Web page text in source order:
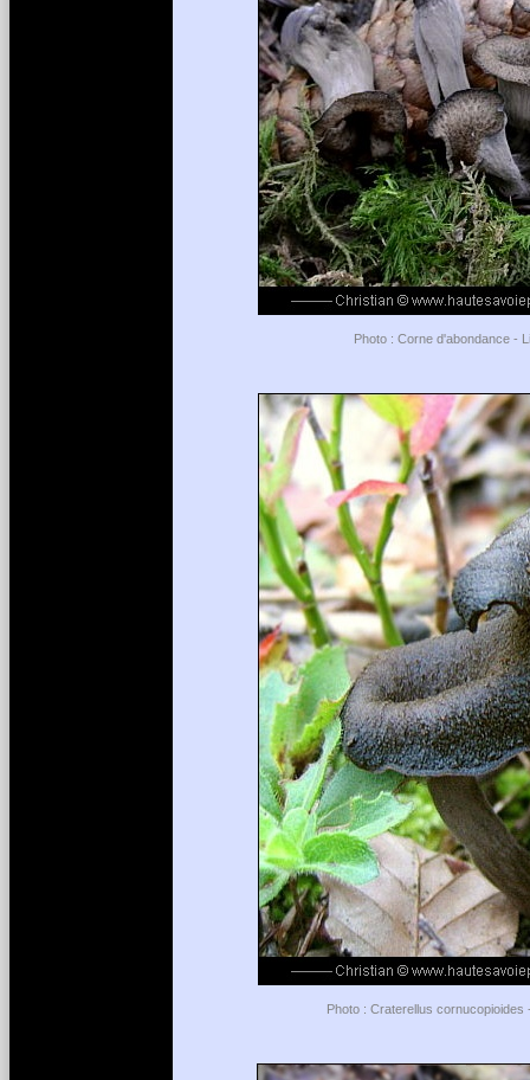
Photo : Corne d'abondance -
Photo : Craterellus